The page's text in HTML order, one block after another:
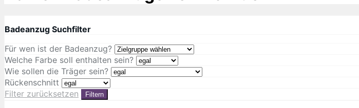
Badeanzug Suchfilter
Für wen ist der Badeanzug?
Welche Farbe soll enthalten sein?
Wie sollen die Träger sein?
Rückenschnitt
Filter zurücksetzen
Filtern